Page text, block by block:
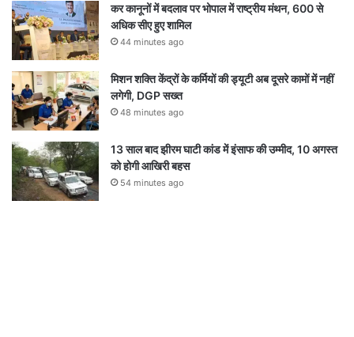
कर कानूनों में बदलाव पर भोपाल में राष्ट्रीय मंथन, 600 से
अधिक सीए हुए शामिल
44 minutes ago
मिशन शक्ति केंद्रों के कर्मियों की ड्यूटी अब दूसरे कामों में नहीं
लगेगी, DGP सख्त
48 minutes ago
13 साल बाद झीरम घाटी कांड में इंसाफ की उम्मीद, 10 अगस्त
को होगी आखिरी बहस
54 minutes ago